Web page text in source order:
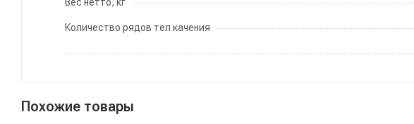
Количество рядов тел качения
Похожие товары